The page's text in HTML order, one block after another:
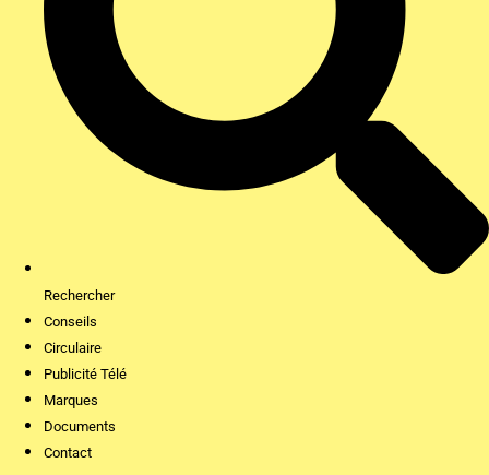
Rechercher
Conseils
Circulaire
Publicité Télé
Marques
Documents
Contact